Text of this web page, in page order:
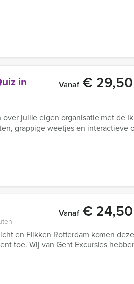
in Vanaf€ 29,50
jullie eigen organisatie met de
grappige weetjes en interactieve
Vanaf€ 24,50
en Flikken Rotterdam komen deze
toe. Wij van Gent Excursies